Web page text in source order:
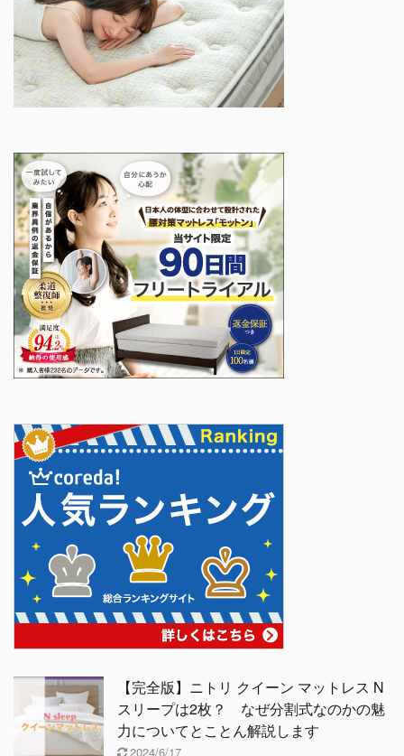
【完全版】ニトリ クイーン マットレス N
スリープは2枚？ なぜ分割式なのかの魅
力についてとことん解説します
2024/6/17